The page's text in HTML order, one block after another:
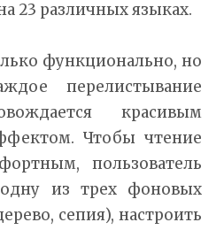
23 различных языках.
функционально, но
перелистывание
красивым
Чтобы чтение
пользователь
из трех фоновых
сепия), настроить